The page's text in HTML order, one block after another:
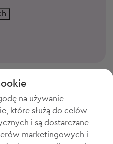
na używanie
które służą do celów
i są dostarczane
marketingowych i